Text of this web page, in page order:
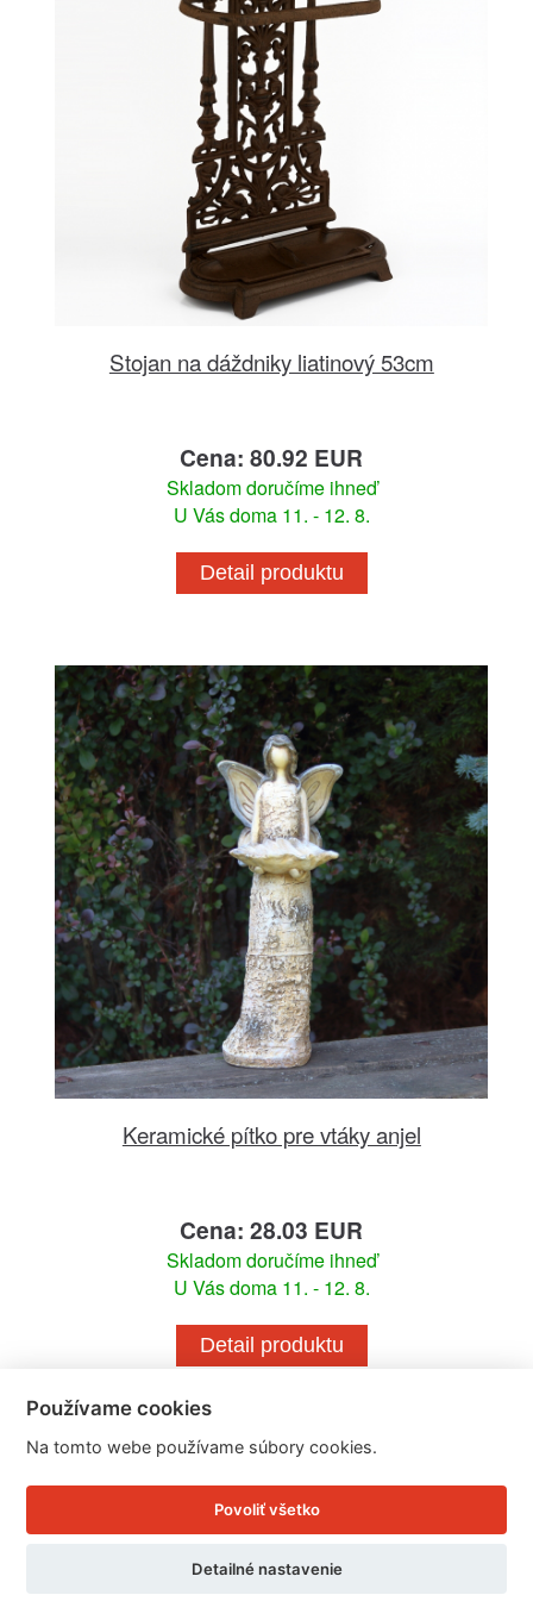
Stojan na dáždniky liatinový 53cm
Cena: 80.92 EUR
Skladom doručíme ihneď
U Vás doma 11. - 12. 8.
Detail produktu
Keramické pítko pre vtáky anjel
Cena: 28.03 EUR
Skladom doručíme ihneď
U Vás doma 11. - 12. 8.
Detail produktu
Používame cookies
Na tomto webe používame súbory cookies.
Povoliť všetko
Detailné nastavenie